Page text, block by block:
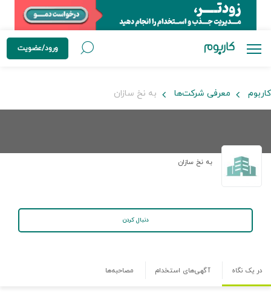
ورود/عضویت
کاربوم معرفی شرکت‌ها به نخ سازان
به نخ سازان
دنبال کردن
در یک نگاه آگهی‌های استخدام مصاحبه‌ها